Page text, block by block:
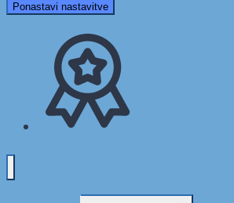
Ponastavi nastavitve